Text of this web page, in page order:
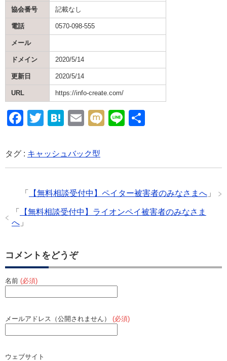
協会番号 記載なし
電話 0570-098-555
メール
ドメイン 2020/5/14
更新日 2020/5/14
URL https://info-create.com/
F
c
e
o
o
T
tt
er
H
e
n
E
ail
M Li
タグ : キャッシュバック型
「 【無料相談受付中】ペイター被害者のみなさまへ 」
「
【無料相談受付中】ライオンペイ被害者のみなさま
へ 」
コメントをどうぞ
名前 (必須)
メールアドレス（公開されません） (必須)
ウェブサイト